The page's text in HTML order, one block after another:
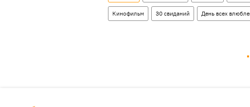
Кинофильм 30 свиданий День всех